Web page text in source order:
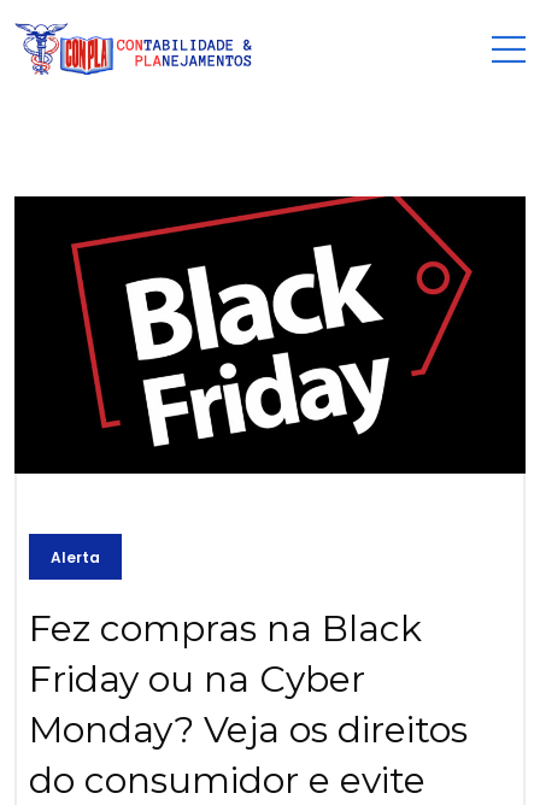
Alerta
Fez compras na Black
Friday ou na Cyber
Monday? Veja os direitos
do consumidor e evite